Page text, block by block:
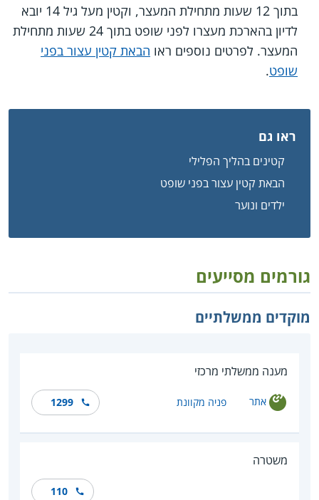
בתוך 12 שעות מתחילת המעצר, וקטין מעל גיל 14 יובא
לדיון בהארכת מעצרו לפני שופט בתוך 24 שעות מתחילת
המעצר. לפרטים נוספים ראו הבאת קטין עצור בפני
שופט.
ראו גם
קטינים בהליך הפלילי
הבאת קטין עצור בפני שופט
ילדים ונוער
גורמים מסייעים
מוקדים ממשלתיים
מענה ממשלתי מרכזי
אתר פניה מקוונת 1299
משטרה
110